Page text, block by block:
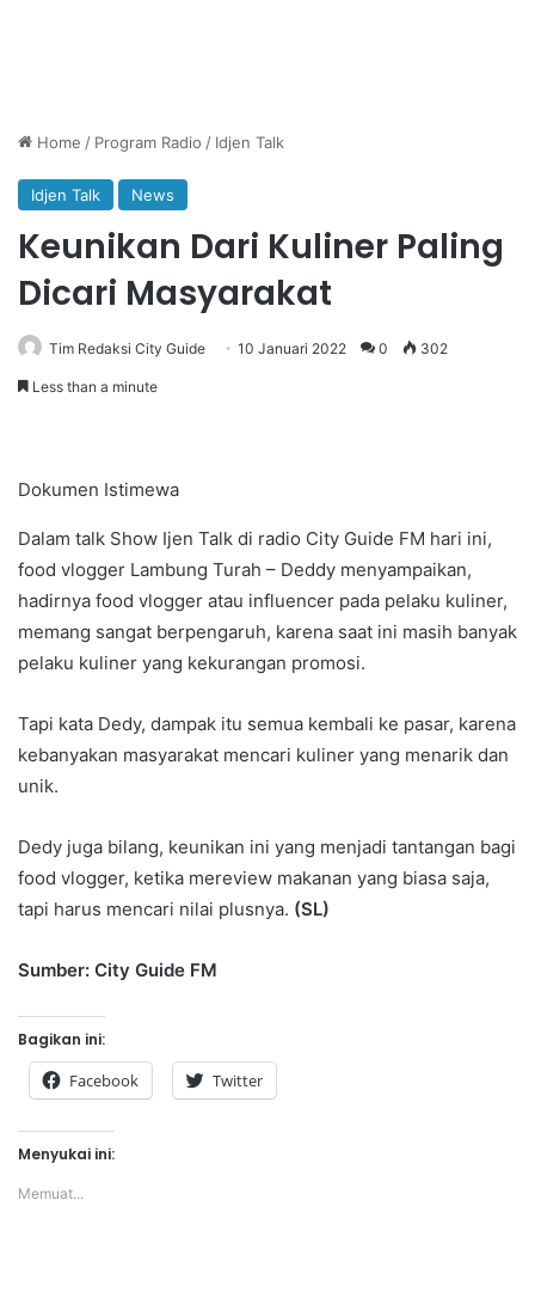
Home / Program Radio / Idjen Talk
Idjen Talk News
Keunikan Dari Kuliner Paling
Dicari Masyarakat
Tim Redaksi City Guide 10 Januari 2022 0 302
Less than a minute
Dokumen Istimewa
Dalam talk Show Ijen Talk di radio City Guide FM hari ini,
food vlogger Lambung Turah – Deddy menyampaikan,
hadirnya food vlogger atau influencer pada pelaku kuliner,
memang sangat berpengaruh, karena saat ini masih banyak
pelaku kuliner yang kekurangan promosi.
Tapi kata Dedy, dampak itu semua kembali ke pasar, karena
kebanyakan masyarakat mencari kuliner yang menarik dan
unik.
Dedy juga bilang, keunikan ini yang menjadi tantangan bagi
food vlogger, ketika mereview makanan yang biasa saja,
tapi harus mencari nilai plusnya. (SL)
Sumber: City Guide FM
Bagikan ini:
Facebook Twitter
Menyukai ini:
Memuat...